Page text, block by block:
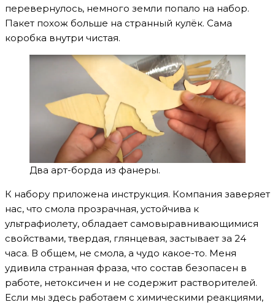
перевернулось, немного земли попало на набор.
Пакет похож больше на странный кулёк. Сама
коробка внутри чистая.
Два арт-борда из фанеры.
К набору приложена инструкция. Компания заверяет
нас, что смола прозрачная, устойчива к
ультрафиолету, обладает самовыравнивающимися
свойствами, твердая, глянцевая, застывает за 24
часа. В общем, не смола, а чудо какое-то. Меня
удивила странная фраза, что состав безопасен в
работе, нетоксичен и не содержит растворителей.
Если мы здесь работаем с химическими реакциями,